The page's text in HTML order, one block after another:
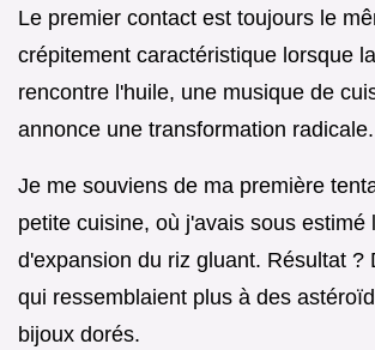
Le premier contact est toujours le
crépitement caractéristique lorsque
rencontre l'huile, une musique de
annonce une transformation radicale.
Je me souviens de ma première
petite cuisine, où j'avais sous estimé
d'expansion du riz gluant. Résultat ?
qui ressemblaient plus à des
bijoux dorés.